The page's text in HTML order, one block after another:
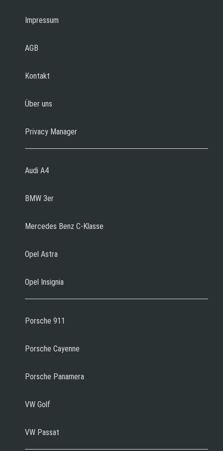
Impressum
AGB
Kontakt
Über uns
Privacy Manager
Audi A4
BMW 3er
Mercedes Benz C-Klasse
Opel Astra
Opel Insignia
Porsche 911
Porsche Cayenne
Porsche Panamera
VW Golf
VW Passat